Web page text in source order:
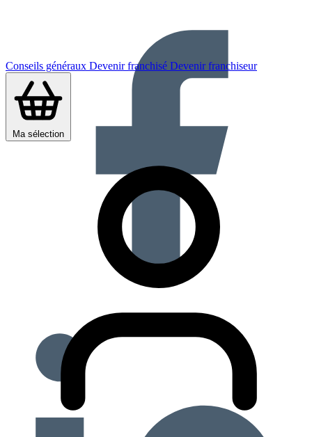
Conseils généraux Devenir franchisé Devenir franchiseur
Ma sélection